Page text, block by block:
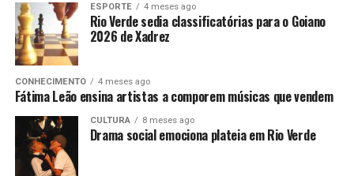
ESPORTE 4 meses ago
Rio Verde sedia classificatórias para o Goiano
2026 de Xadrez
CONHECIMENTO 4 meses ago
Fátima Leão ensina artistas a comporem músicas que vendem
CULTURA 8 meses ago
Drama social emociona plateia em Rio Verde